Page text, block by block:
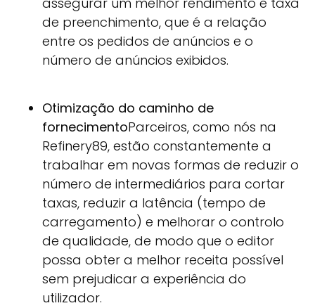
de preenchimento, que é a relação
entre os pedidos de anúncios e o
número de anúncios exibidos.
Otimização do caminho de
fornecimentoParceiros, como nós na
Refinery89, estão constantemente a
trabalhar em novas formas de reduzir o
número de intermediários para cortar
taxas, reduzir a latência (tempo de
carregamento) e melhorar o controlo
de qualidade, de modo que o editor
possa obter a melhor receita possível
sem prejudicar a experiência do
utilizador.